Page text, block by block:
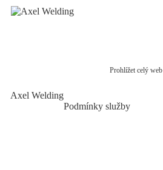
Prohlížet celý web
Axel Welding
Podmínky služby